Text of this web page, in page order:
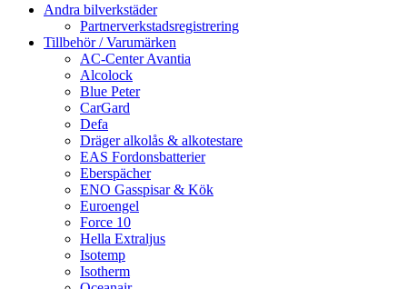
Andra bilverkstäder
Partnerverkstadsregistrering
Tillbehör / Varumärken
AC-Center Avantia
Alcolock
Blue Peter
CarGard
Defa
Dräger alkolås & alkotestare
EAS Fordonsbatterier
Eberspächer
ENO Gasspisar & Kök
Euroengel
Force 10
Hella Extraljus
Isotemp
Isotherm